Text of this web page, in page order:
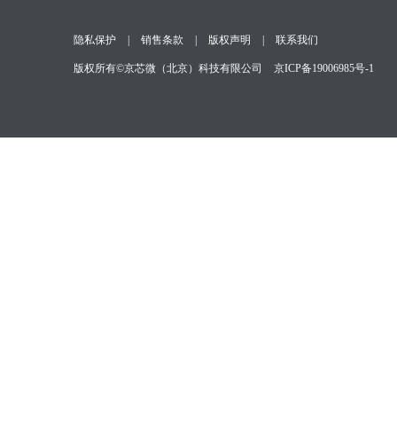
隐私保护 销售条款 版权声明 联系我们
版权所有©京芯微（北京）科技有限公司 京ICP备19006985号-1